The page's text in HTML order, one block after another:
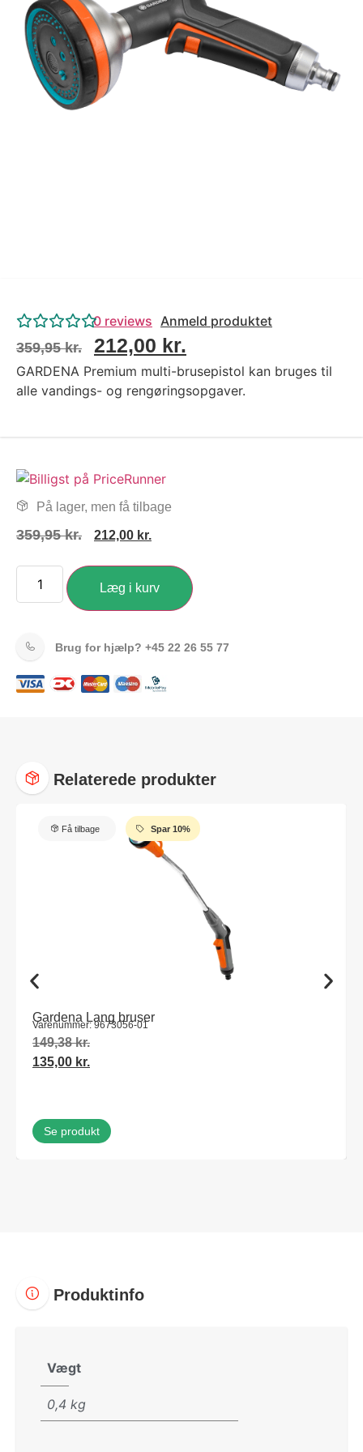
Tips og tricks
4.4 Google Reviews
4.7 Trustpilot
0 reviews Anmeld produktet
359,95kr. 212,00 kr.
GARDENA Premium multi-brusepistol kan bruges til
alle vandings- og rengøringsopgaver.
På lager, men få tilbage
359,95kr. 212,00 kr.
Læg i kurv
Brug for hjælp? +45 22 26 55 77
Relaterede produkter
Få tilbage Spar 10%
Gardena Lang bruser
Varenummer: 9673056-01
149,38kr.
135,00 kr.
Se produkt
Produktinfo
Vægt
0,4 kg